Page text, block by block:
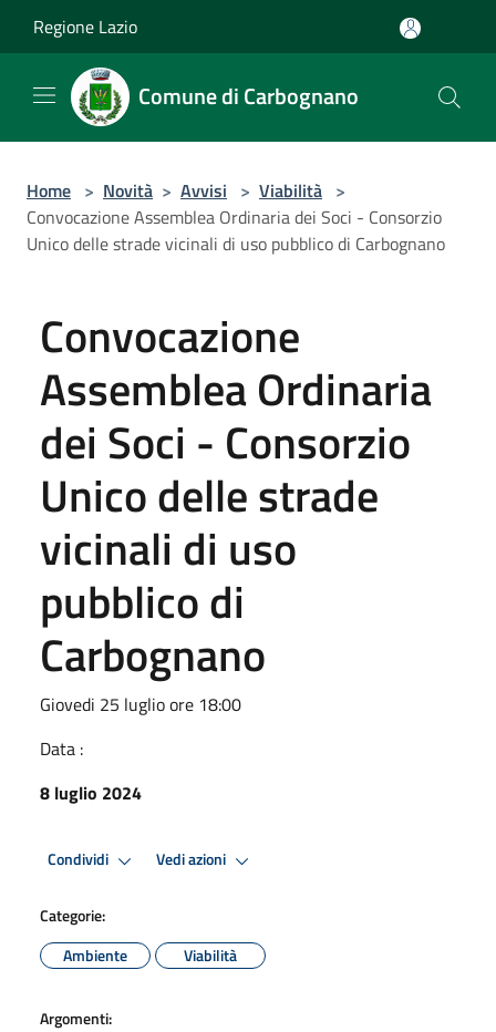
Regione Lazio
Comune di Carbognano
Home > Novità > Avvisi > Viabilità >
Convocazione Assemblea Ordinaria dei Soci - Consorzio
Unico delle strade vicinali di uso pubblico di Carbognano
Convocazione
Assemblea Ordinaria
dei Soci - Consorzio
Unico delle strade
vicinali di uso
pubblico di
Carbognano
Giovedi 25 luglio ore 18:00
Data :
8 luglio 2024
Condividi Vedi azioni
Categorie:
Ambiente
Viabilità
Argomenti: